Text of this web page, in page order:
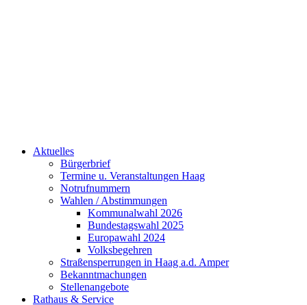
Aktuelles
Bürgerbrief
Termine u. Veranstaltungen Haag
Notrufnummern
Wahlen / Abstimmungen
Kommunalwahl 2026
Bundestagswahl 2025
Europawahl 2024
Volksbegehren
Straßensperrungen in Haag a.d. Amper
Bekanntmachungen
Stellenangebote
Rathaus & Service